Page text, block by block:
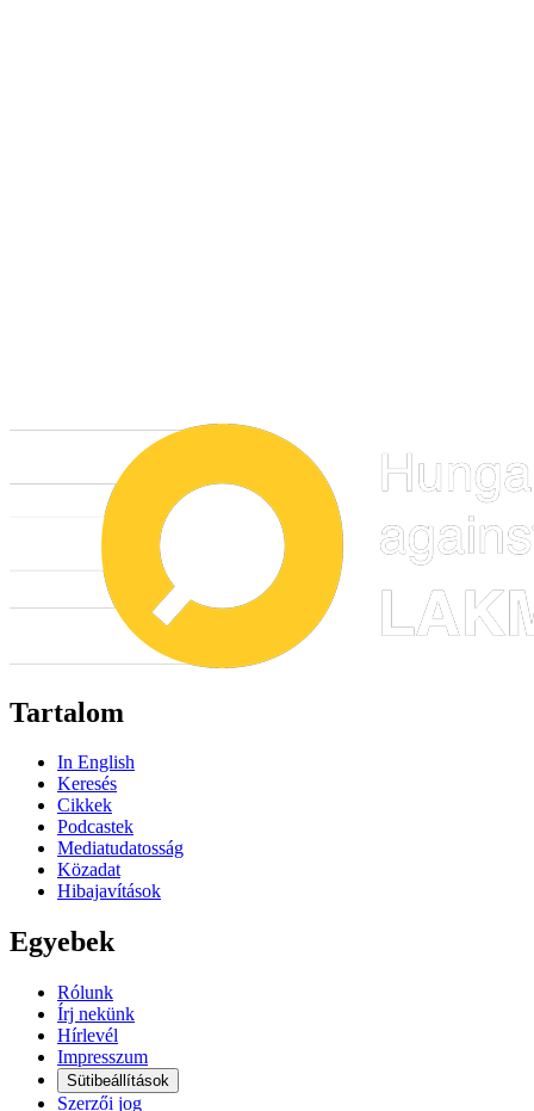
Tartalom
In English
Keresés
Cikkek
Podcastek
Mediatudatosság
Közadat
Hibajavítások
Egyebek
Rólunk
Írj nekünk
Hírlevél
Impresszum
Sütibeállítások
Szerzői jog